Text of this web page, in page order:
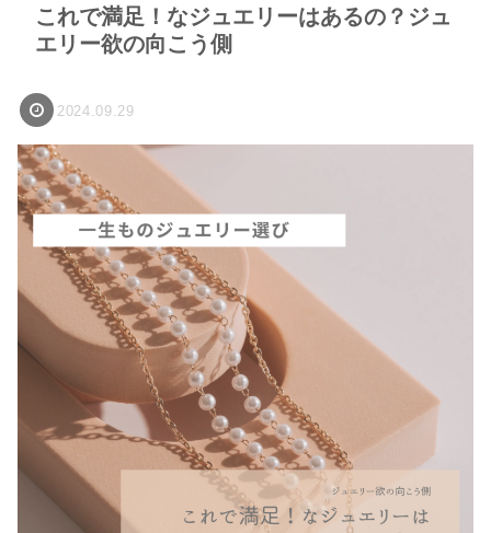
これで満足！なジュエリーはあるの？ジュ
エリー欲の向こう側
2024.09.29